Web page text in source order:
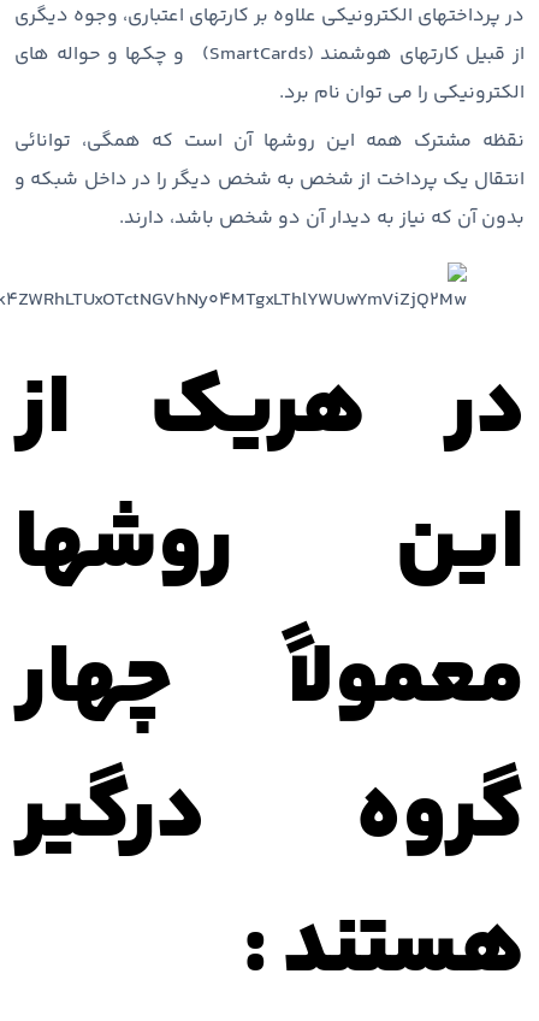
در پرداختهای الکترونیکی علاوه بر کارتهای اعتباری، وجوه دیگری
از قبیل کارتهای هوشمند (SmartCards) و چکها و حواله های
الکترونیکی را می توان نام برد.
نقظه مشترک همه این روشها آن است که همگی، توانائی
انتقال یک پرداخت از شخص به شخص دیگر را در داخل شبکه و
بدون آن که نیاز به دیدار آن دو شخص باشد، دارند.
در هریک از
این روشها
معمولاً چهار
گروه درگیر
هستند :